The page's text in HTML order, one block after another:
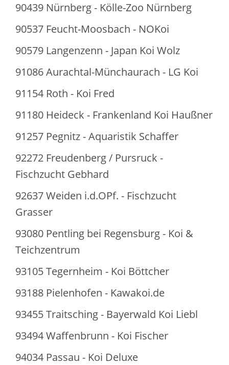
90439 Nürnberg - Kölle-Zoo Nürnberg
90537 Feucht-Moosbach - NOKoi
90579 Langenzenn - Japan Koi Wolz
91086 Aurachtal-Münchaurach - LG Koi
91154 Roth - Koi Fred
91180 Heideck - Frankenland Koi Haußner
91257 Pegnitz - Aquaristik Schaffer
92272 Freudenberg / Pursruck -
Fischzucht Gebhard
92637 Weiden i.d.OPf. - Fischzucht
Grasser
93080 Pentling bei Regensburg - Koi &
Teichzentrum
93105 Tegernheim - Koi Böttcher
93188 Pielenhofen - Kawakoi.de
93455 Traitsching - Bayerwald Koi Liebl
93494 Waffenbrunn - Koi Fischer
94034 Passau - Koi Deluxe